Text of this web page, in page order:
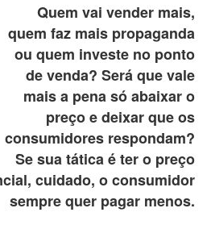
Quem vai vender mais,
quem faz mais propaganda
ou quem investe no ponto
de venda? Será que vale
mais a pena só abaixar o
preço e deixar que os
consumidores respondam?
Se sua tática é ter o preço
cuidado, o consumidor
sempre quer pagar menos.